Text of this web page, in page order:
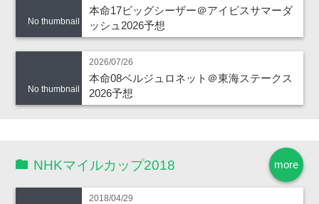
No thumbnail
本命17ビッグシーザー＠アイビスサマーダ
ッシュ2026予想
No thumbnail
2026/07/26
本命08ベルジュロネット＠東海ステークス
2026予想
more
NHKマイルカップ2018
2018/04/29